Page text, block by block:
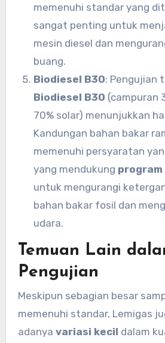
memenuhi standar yang
sangat penting untuk
mesin diesel dan
buang.
Biodiesel B30: Pengujian
Biodiesel B30 (campuran
70% solar) menunjukkan
Kandungan bahan bakar
memenuhi persyaratan
yang mendukung
untuk mengurangi
bahan bakar fosil dan
udara.
Temuan Lain
Pengujian
Meskipun sebagian besar
memenuhi standar, Lemigas
adanya variasi kecil dalam